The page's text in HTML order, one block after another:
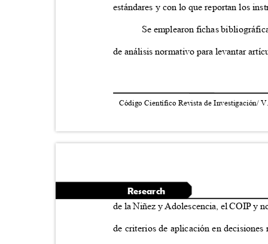
estándares y con lo que reportan los
Se emplearon fichas
de análisis normativo para levantar
Código Científico Revista de Investigación/
Research
de la Niñez y Adolescencia, el COIP y
de criterios de aplicación en